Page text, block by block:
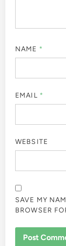
NAME *
EMAIL *
WEBSITE
SAVE MY
BROWSER